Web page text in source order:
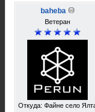
baheba
Ветеран
Откуда: Файне село